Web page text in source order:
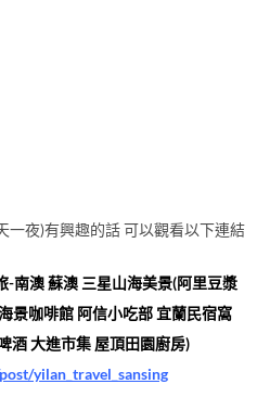
一夜)有興趣的話 可以觀看以下連結
-南澳 蘇澳 三星山海美景(阿里豆漿
景咖啡館 阿信小吃部 宜蘭民宿窩
酒 大進市集 屋頂田園廚房)
yilan_travel_sansing